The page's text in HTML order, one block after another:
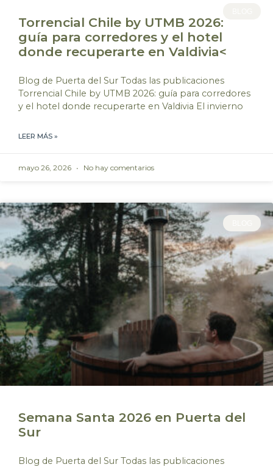
Torrencial Chile by UTMB 2026:
guía para corredores y el hotel
donde recuperarte en Valdivia<
Blog de Puerta del Sur Todas las publicaciones
Torrencial Chile by UTMB 2026: guía para corredores
y el hotel donde recuperarte en Valdivia El invierno
LEER MÁS »
mayo 26, 2026 No hay comentarios
Semana Santa 2026 en Puerta del
Sur
Blog de Puerta del Sur Todas las publicaciones